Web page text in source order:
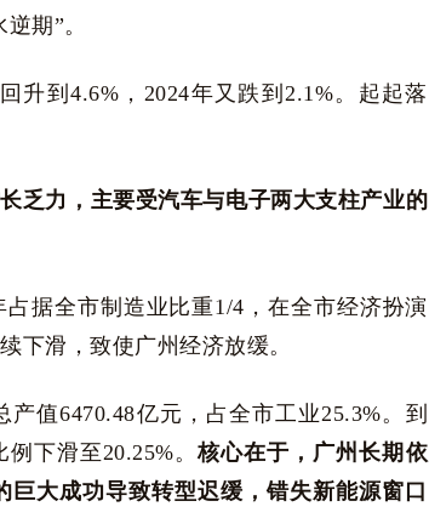
期”。
升到4.6%，2024年又跌到2.1%。起起落
乏力，主要受汽车与电子两大支柱产业的
据全市制造业比重1/4，在全市经济扮演
下滑，致使广州经济放缓。
值6470.48亿元，占全市工业25.3%。到
例下滑至20.25%。核心在于，广州长期依
大成功导致转型迟缓，错失新能源窗口